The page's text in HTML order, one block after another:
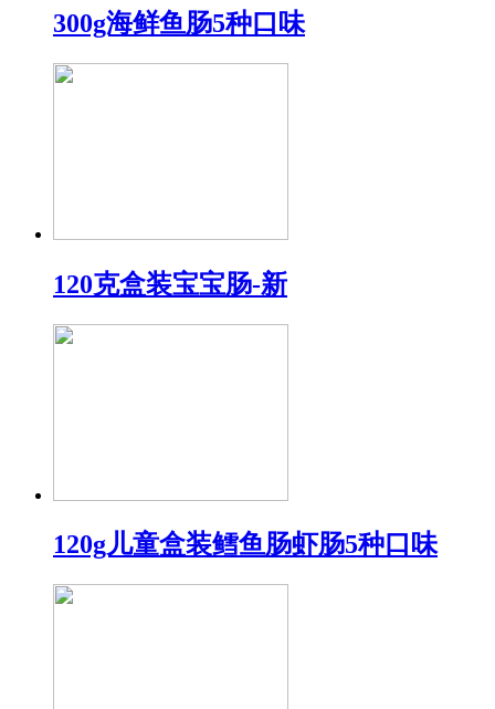
300g海鲜鱼肠5种口味
120克盒装宝宝肠-新
120g儿童盒装鳕鱼肠虾肠5种口味